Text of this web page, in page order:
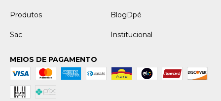
Produtos BlogDpé
Sac Institucional
MEIOS DE PAGAMENTO